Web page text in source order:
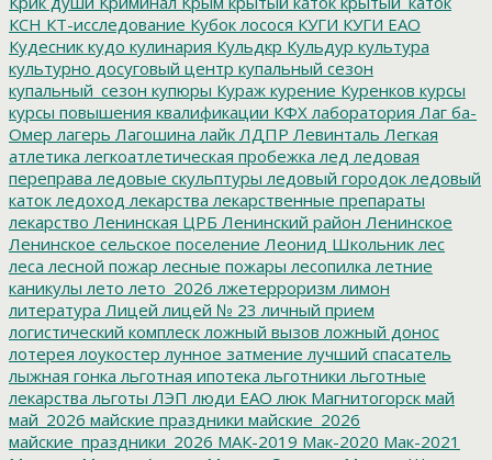
КСН КТ-исследование Кубок лосося КУГИ КУГИ ЕАО
Кудесник кудо кулинария Кульдкр Кульдур культура
культурно досуговый центр купальный сезон
купальный_сезон купюры Кураж курение Куренков курсы
курсы повышения квалификации КФХ лаборатория Лаг ба-
Омер лагерь Лагошина лайк ЛДПР Левинталь Легкая
атлетика легкоатлетическая пробежка лед ледовая
переправа ледовые скульптуры ледовый городок ледовый
каток ледоход лекарства лекарственные препараты
лекарство Ленинская ЦРБ Ленинский район Ленинское
Ленинское сельское поселение Леонид Школьник лес
леса лесной пожар лесные пожары лесопилка летние
каникулы лето лето_2026 лжетерроризм лимон
литература Лицей лицей № 23 личный прием
логистический комплеск ложный вызов ложный донос
лотерея лоукостер лунное затмение лучший спасатель
лыжная гонка льготная ипотека льготники льготные
лекарства льготы ЛЭП люди ЕАО люк Магнитогорск май
май_2026 майские праздники майские_2026
майские_праздники_2026 МАК-2019 Мак-2020 Мак-2021